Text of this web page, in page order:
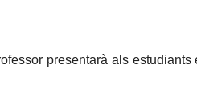
presentarà als